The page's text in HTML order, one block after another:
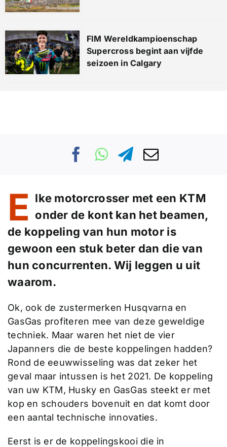
FIM Wereldkampioenschap
Supercross begint aan vijfde
seizoen in Calgary
E lke motorcrosser met een KTM
onder de kont kan het beamen,
de koppeling van hun motor is
gewoon een stuk beter dan die van
hun concurrenten. Wij leggen u uit
waarom.
Ok, ook de zustermerken Husqvarna en
GasGas profiteren mee van deze geweldige
techniek. Maar waren het niet de vier
Japanners die de beste koppelingen hadden?
Rond de eeuwwisseling was dat zeker het
geval maar intussen is het 2021. De koppeling
van uw KTM, Husky en GasGas steekt er met
kop en schouders bovenuit en dat komt door
een aantal technische innovaties.
Eerst is er de koppelingskooi die in